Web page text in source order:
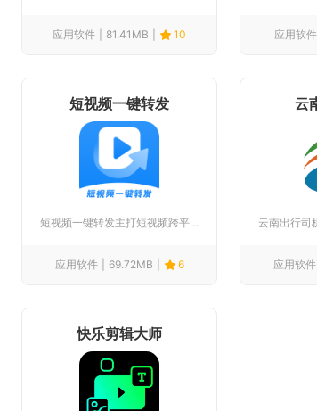
应用软件 81.41MB 10 应用软件
短视频一键转发
短视频一键转发主打短视频跨平台快速分发，适配日常刷视频、自媒...
应用软件 69.72MB 6
云
应用软件
快乐剪辑大师